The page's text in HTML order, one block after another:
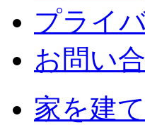
プライ
お問い
家を建